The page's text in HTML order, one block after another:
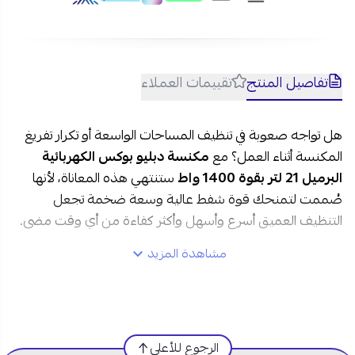
تفاصيل المنتج تقييمات العملاء
هل تواجه صعوبة في تنظيف المساحات الواسعة أو تكرار تفريغ
المكنسة أثناء العمل؟ معمكنسة دبليو بوكس الكهربائية
البرميل 21 لتر بقوة 1400 واط
ستنتهي هذه المعاناة، لأنها
صُممت لتمنحك قوة شفط عالية وسعة ضخمة تجعل
التنظيف العميق أسرع وأسهل وأكثر كفاءة من أي وقت مضى.
العلامة التجارية:دبليو بوكس
مشاهدة المزيد
الرجوع للأعلى